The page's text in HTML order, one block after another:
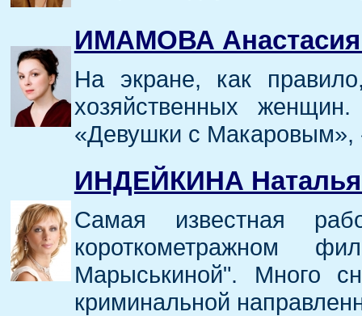
ИМАМОВА
На экране, как
хозяйственных
«Девушки с Макаровым»,
ИНДЕЙКИНА Наталья
Самая известная
короткометражном
Марыськиной". Много
криминальной